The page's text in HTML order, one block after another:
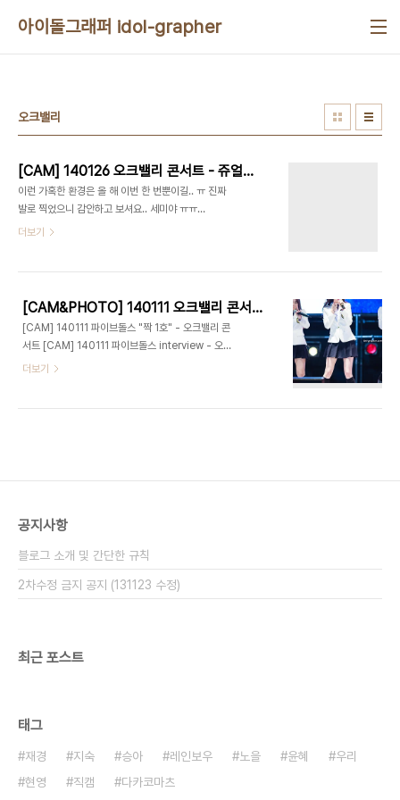
아이돌그래퍼 idol-grapher
오크밸리
[CAM] 140126 오크밸리 콘서트 - 쥬얼리 박세미 by cameratest
이런 가혹한 환경은 올 해 이번 한 번뿐이길.. ㅠ 진짜
발로 찍었으니 감안하고 보셔요.. 세미야 ㅠㅠ
[CAM] 140126 쥬얼리 박세미 "Hot & Cold"
콘서트 [CAM] 140126 쥬얼리 박세미 "One
More Time" - 오크밸리 콘서트
더보기
[CAM&PHOTO] 140111 오크밸리 콘서트 - 파이브돌스 by cameratest
[CAM] 140111 파이브돌스 "짝 1호" - 오크밸리 콘
서트 [CAM] 140111 파이브돌스 interview - 오
크밸리 콘서트 [CAM] 140111 파이브돌스 "사기쳤
더보기
공지사항
블로그 소개 및 간단한 규칙
2차수정 금지 공지 (131123 수정)
최근 포스트
태그
재경 지숙 승아 레인보우 노을 윤혜
우리
현영
직캠 다카코마츠